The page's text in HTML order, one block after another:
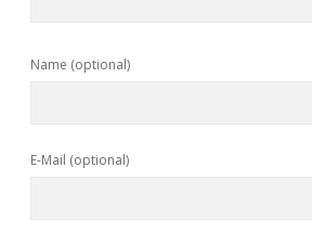
Name (optional)
E-Mail (optional)